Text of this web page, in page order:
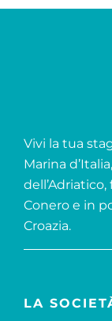
Vivi la tua
Marina
dell’Adriatico,
Conero e in
Croazia.
LA